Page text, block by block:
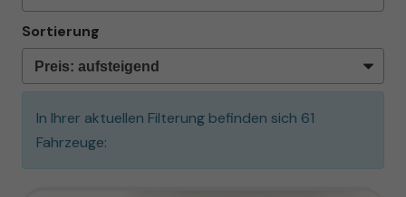
Sortierung
In Ihrer aktuellen Filterung befinden sich 61
Fahrzeuge: